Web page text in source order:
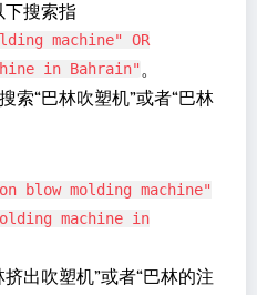
下搜索指
machine" OR
in Bahrain"。
索“巴林吹塑机”或者“巴林
blow molding machine"
machine in
出吹塑机”或者“巴林的注